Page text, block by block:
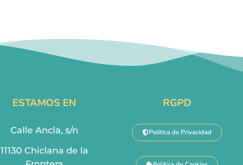
ESTAMOS EN
Calle Ancla, s/n
11130 Chiclana de la
RGPD
Política de Privacidad